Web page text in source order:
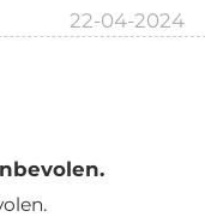
22-04-2024